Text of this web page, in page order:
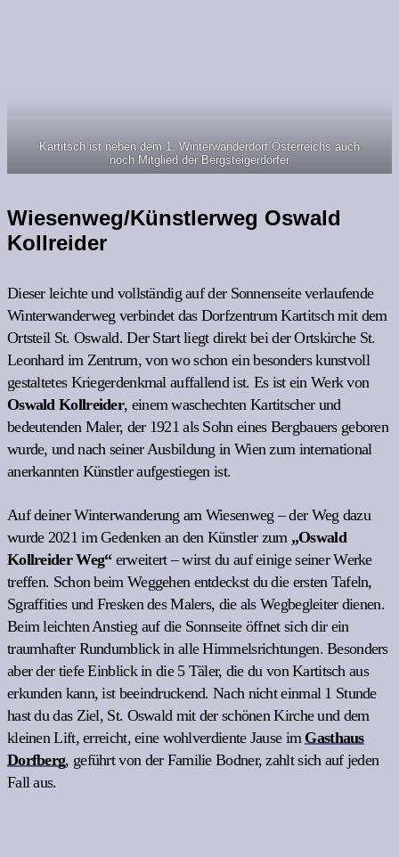
Kartitsch ist neben dem 1. Winterwanderdorf Österreichs auch
noch Mitglied der Bergsteigerdörfer
Wiesenweg/Künstlerweg Oswald
Kollreider
Dieser leichte und vollständig auf der Sonnenseite verlaufende
Winterwanderweg verbindet das Dorfzentrum Kartitsch mit dem
Ortsteil St. Oswald. Der Start liegt direkt bei der Ortskirche St.
Leonhard im Zentrum, von wo schon ein besonders kunstvoll
gestaltetes Kriegerdenkmal auffallend ist. Es ist ein Werk von
Oswald Kollreider, einem waschechten Kartitscher und
bedeutenden Maler, der 1921 als Sohn eines Bergbauers geboren
wurde, und nach seiner Ausbildung in Wien zum international
anerkannten Künstler aufgestiegen ist.
Auf deiner Winterwanderung am Wiesenweg – der Weg dazu
wurde 2021 im Gedenken an den Künstler zum „Oswald
Kollreider Weg“erweitert – wirst du auf einige seiner Werke
treffen. Schon beim Weggehen entdeckst du die ersten Tafeln,
Sgraffities und Fresken des Malers, die als Wegbegleiter dienen.
Beim leichten Anstieg auf die Sonnseite öffnet sich dir ein
traumhafter Rundumblick in alle Himmelsrichtungen. Besonders
aber der tiefe Einblick in die 5 Täler, die du von Kartitsch aus
erkunden kann, ist beeindruckend. Nach nicht einmal 1 Stunde
hast du das Ziel, St. Oswald mit der schönen Kirche und dem
kleinen Lift, erreicht, eine wohlverdiente Jause im Gasthaus
Dorfberg, geführt von der Familie Bodner, zahlt sich auf jeden
Fall aus.